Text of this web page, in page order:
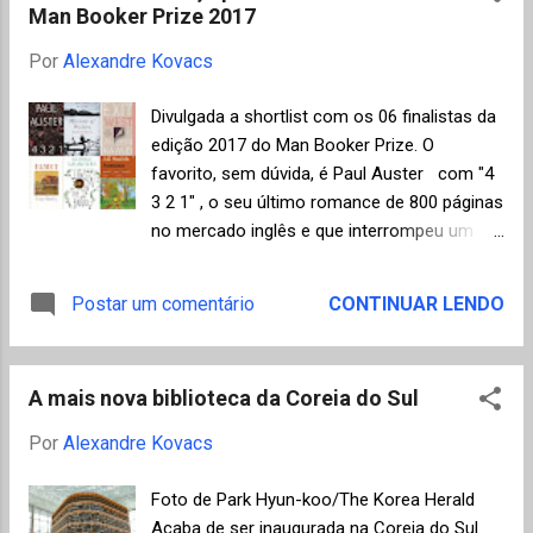
um jogo. Cada lance envolve vantagem e
desvantagem. Você deve abrir mão de algo
um sentido amplo, toda jogada é cruel e
envolve algum sacrifício. Foi calculado que o
número que representa os diferentes
caminhos para jogar os primeiros dez
lances de cada lado do tabuleiro (não uma
170 setilhões. Deduz-se assim que, se cada
terra jogassem xadrez sem parar, à razão de
um lance ...
Man Booker Prize 2017
Por Alexandre Kovacs
Divulgada a shortlist com os 06 finalistas da
edição 2017 do Man Booker Prize. O
favorito, sem dúvida, é Paul Auster com "4
3 2 1" , o seu último romance de 800 páginas
no mercado inglês e que interrompeu um
fortes como a indiana Arundhati Roy e seu
segundo romance depois de vinte anos do
1997) "O Deus das Pequenas Coisas", Zadie
Smith com "Swing Time" e Colson
National Book Award e Pulitzer, já traduzido
e lançado no Brasil como "The Underground
Postar um comentário CONTINUAR LENDO
A mais nova biblioteca da Coreia do Sul
Por Alexandre Kovacs
Foto de Park Hyun-koo/The Korea Herald
Acaba de ser inaugurada na Coreia do Sul